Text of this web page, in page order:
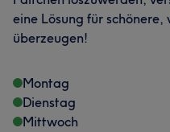
eine Lösung für
überzeugen!
Montag
Dienstag
Mittwoch